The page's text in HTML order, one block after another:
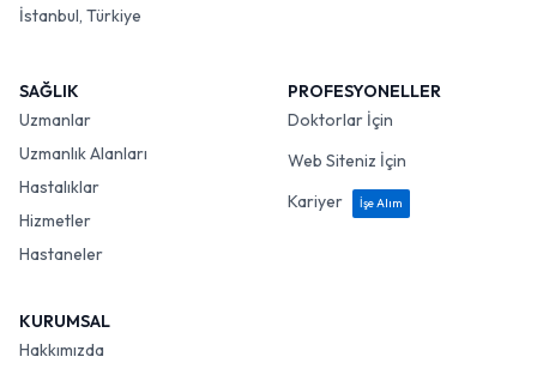
İstanbul, Türkiye
SAĞLIK
Uzmanlar
Uzmanlık Alanları
Hastalıklar
Hizmetler
Hastaneler
PROFESYONELLER
Doktorlar İçin
Web Siteniz İçin
Kariyer
İşe Alım
KURUMSAL
Hakkımızda